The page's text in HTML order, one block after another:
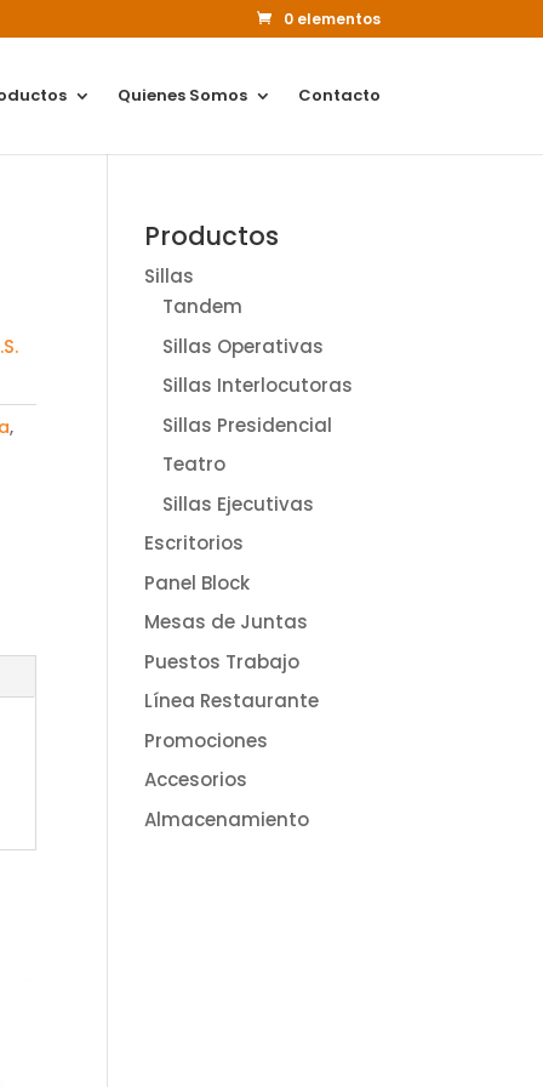
0 elementos
Quienes Somos Contacto
,
Productos
Sillas
Tandem
Sillas Operativas
Sillas Interlocutoras
Sillas Presidencial
Teatro
Sillas Ejecutivas
Escritorios
Panel Block
Mesas de Juntas
Puestos Trabajo
Línea Restaurante
Promociones
Accesorios
Almacenamiento